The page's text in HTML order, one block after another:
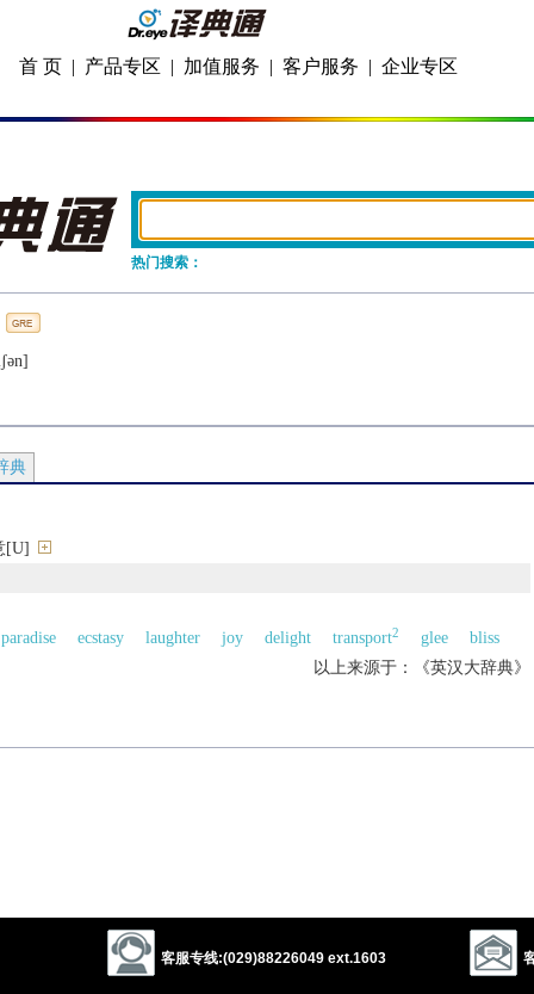
首 页 | 产品专区 | 加值服务 | 客户服务 | 企业专区
热门搜索：
典
[U]
paradise ecstasy laughter joy delight transport2 glee
bliss
以上来源于：《英汉大辞典》
客服专线:(029)88226049 ext.1603